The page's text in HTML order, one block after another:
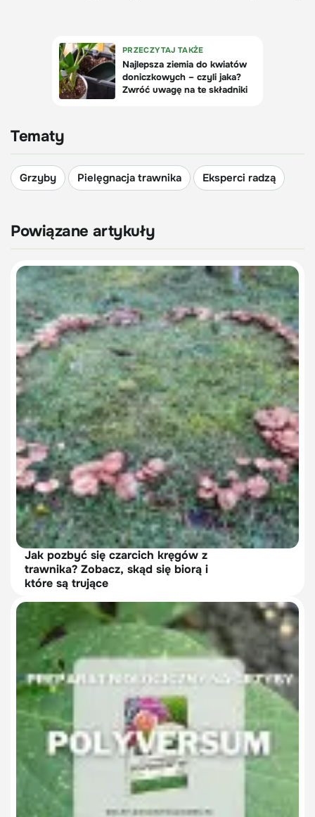
Tematy
Grzyby Pielęgnacja trawnika Eksperci radzą
Powiązane artykuły
Jak pozbyć się czarcich kręgów z
trawnika? Zobacz, skąd się biorą i
które są trujące